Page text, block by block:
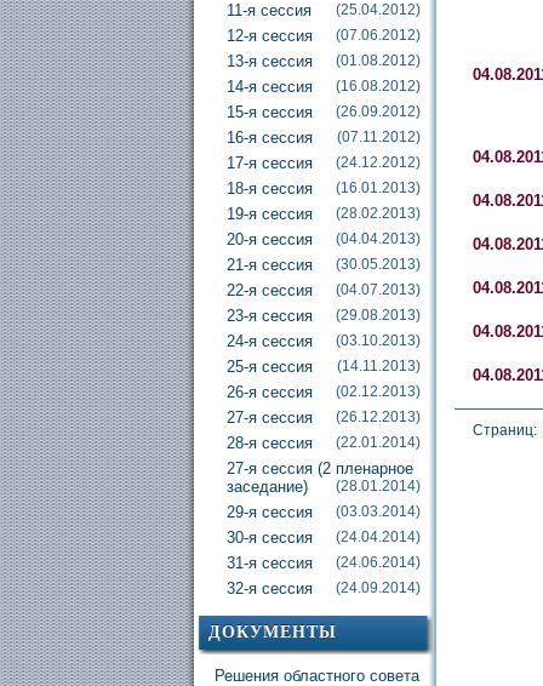
11-я сессия (25.04.2012)
12-я сессия (07.06.2012)
13-я сессия (01.08.2012)
14-я сессия (16.08.2012)
15-я сессия (26.09.2012)
16-я сессия (07.11.2012)
17-я сессия (24.12.2012)
18-я сессия (16.01.2013)
19-я сессия (28.02.2013)
20-я сессия (04.04.2013)
21-я сессия (30.05.2013)
22-я сессия (04.07.2013)
23-я сессия (29.08.2013)
24-я сессия (03.10.2013)
25-я сессия (14.11.2013)
26-я сессия (02.12.2013)
27-я сессия (26.12.2013)
28-я сессия (22.01.2014)
27-я сессия (2 пленарное
заседание)
(28.01.2014)
29-я сессия (03.03.2014)
30-я сессия (24.04.2014)
31-я сессия (24.06.2014)
32-я сессия (24.09.2014)
ДОКУМЕНТЫ
Решения областного совета
Страниц: